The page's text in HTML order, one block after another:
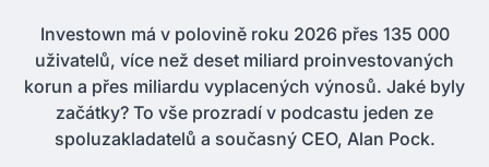
Investown má v polovině roku 2026 přes 135 000
uživatelů, více než deset miliard proinvestovaných
korun a přes miliardu vyplacených výnosů. Jaké byly
začátky? To vše prozradí v podcastu jeden ze
spoluzakladatelů a současný CEO, Alan Pock.